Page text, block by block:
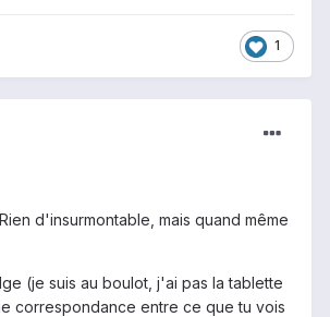
1
d'insurmontable, mais quand même
(je suis au boulot, j'ai pas la tablette
correspondance entre ce que tu vois